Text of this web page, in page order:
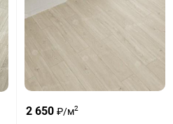
2 650 ₽/м2